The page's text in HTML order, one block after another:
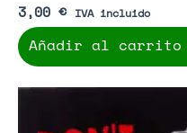
3,00 € IVA incluido
Añadir al carrito